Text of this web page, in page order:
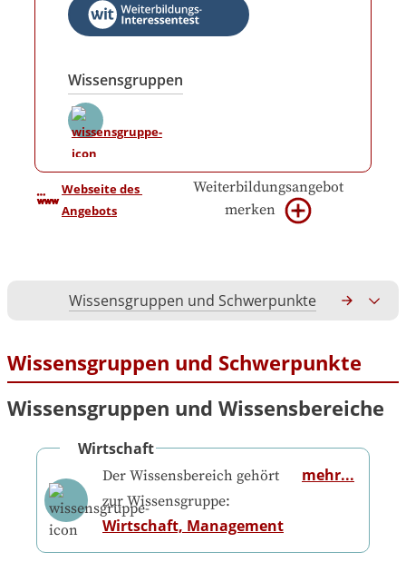
Wissensgruppen
Webseite des
Angebots
Weiterbildungsangebot
merken
Wissensgruppen und Schwerpunkte
Wissensgruppen und Schwerpunkte
Wissensgruppen und Wissensbereiche
Wirtschaft
Der Wissensbereich gehört
zur Wissensgruppe:
Wirtschaft, Management
mehr...